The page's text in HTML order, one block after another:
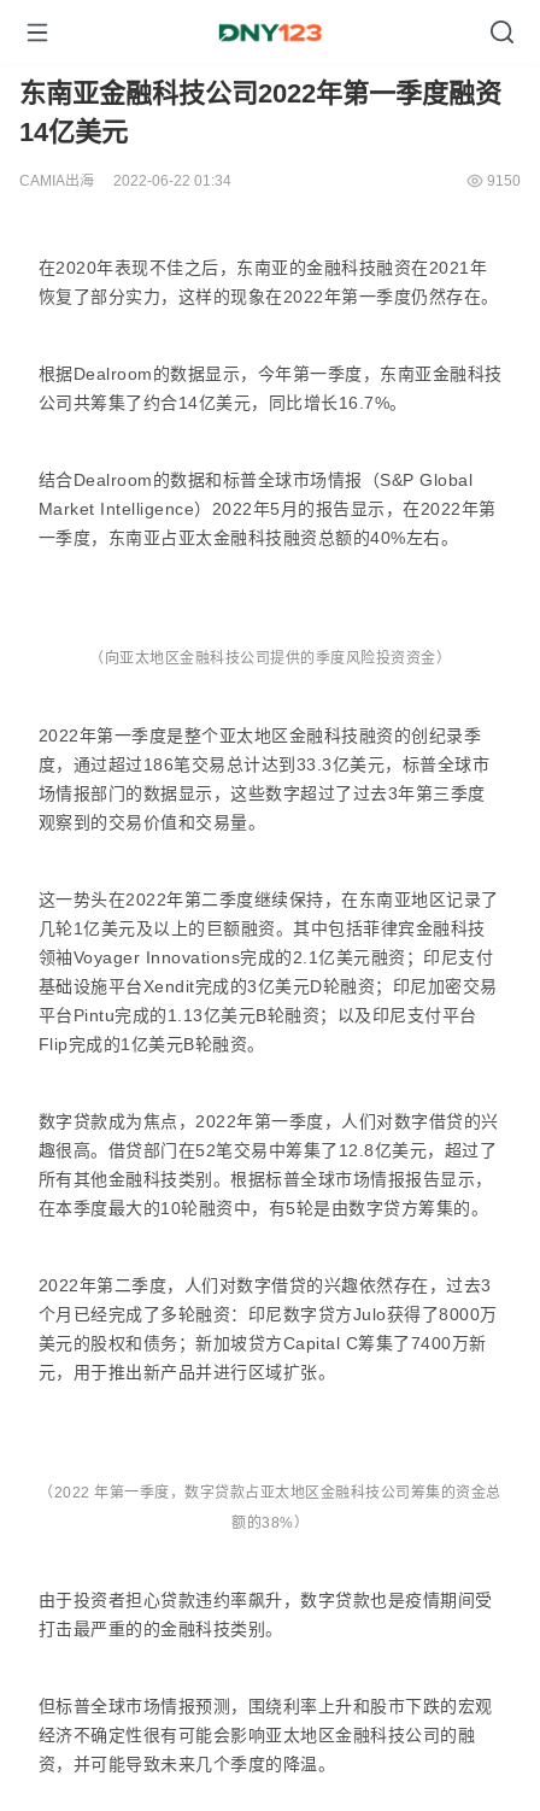
东南亚金融科技公司2022年第一季度融资
14亿美元
CAMIA出海 2022-06-22 01:34 9150
在2020年表现不佳之后，东南亚的金融科技融资在2021年
恢复了部分实力，这样的现象在2022年第一季度仍然存在。
根据Dealroom的数据显示，今年第一季度，东南亚金融科技
公司共筹集了约合14亿美元，同比增长16.7%。
结合Dealroom的数据和标普全球市场情报（S&P Global
Market Intelligence）2022年5月的报告显示，在2022年第
一季度，东南亚占亚太金融科技融资总额的40%左右。
（向亚太地区金融科技公司提供的季度风险投资资金）
2022年第一季度是整个亚太地区金融科技融资的创纪录季
度，通过超过186笔交易总计达到33.3亿美元，标普全球市
场情报部门的数据显示，这些数字超过了过去3年第三季度
观察到的交易价值和交易量。
这一势头在2022年第二季度继续保持，在东南亚地区记录了
几轮1亿美元及以上的巨额融资。其中包括菲律宾金融科技
领袖Voyager Innovations完成的2.1亿美元融资；印尼支付
基础设施平台Xendit完成的3亿美元D轮融资；印尼加密交易
平台Pintu完成的1.13亿美元B轮融资；以及印尼支付平台
Flip完成的1亿美元B轮融资。
数字贷款成为焦点，2022年第一季度，人们对数字借贷的兴
趣很高。借贷部门在52笔交易中筹集了12.8亿美元，超过了
所有其他金融科技类别。根据标普全球市场情报报告显示，
在本季度最大的10轮融资中，有5轮是由数字贷方筹集的。
2022年第二季度，人们对数字借贷的兴趣依然存在，过去3
个月已经完成了多轮融资：印尼数字贷方Julo获得了8000万
美元的股权和债务；新加坡贷方Capital C筹集了7400万新
元，用于推出新产品并进行区域扩张。
（2022 年第一季度，数字贷款占亚太地区金融科技公司筹集的资金总
额的38%）
由于投资者担心贷款违约率飙升，数字贷款也是疫情期间受
打击最严重的的金融科技类别。
但标普全球市场情报预测，围绕利率上升和股市下跌的宏观
经济不确定性很有可能会影响亚太地区金融科技公司的融
资，并可能导致未来几个季度的降温。